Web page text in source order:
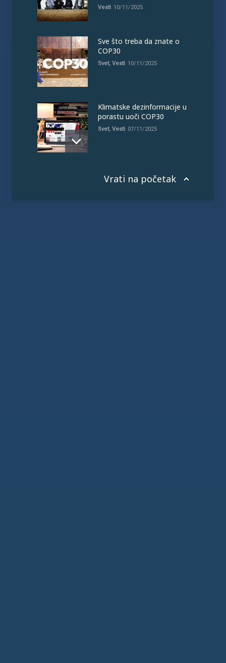
Vesti 10/11/2025
Sve što treba da znate o
COP30
Svet, Vesti 10/11/2025
Klimatske dezinformacije u
porastu uoči COP30
Svet, Vesti 07/11/2025
Vrati na početak